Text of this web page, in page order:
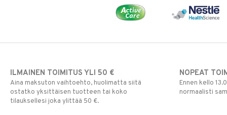
ILMAINEN TOIMITUS YLI 50 €
Aina maksuton vaihtoehto, huolimatta siitä
ostatko yksittäisen tuotteen tai koko
tilauksellesi joka ylittää 50 €.
NOPEAT
Ennen kello
normaalisti